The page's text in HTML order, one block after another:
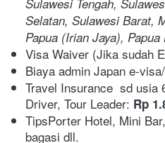
Sulawesi Tengah,
Selatan, Sulawesi Barat,
Papua (Irian Jaya), Papua
Visa Waiver (Jika sudah
Biaya admin Japan e-
Travel Insurance  sd usia
Driver, Tour Leader: Rp
TipsPorter Hotel, Mini
bagasi dll.